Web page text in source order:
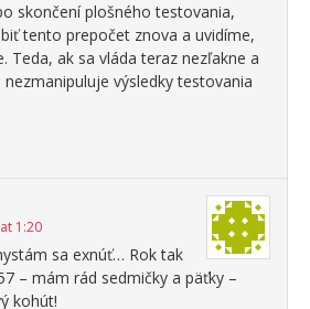
skončení plošného testovania,
tento prepočet znova a uvidíme,
Teda, ak sa vláda teraz nezľakne a
výsledky testovania
1:20
sa exnúť… Rok tak
– mám rád sedmičky a päťky –
kohút!